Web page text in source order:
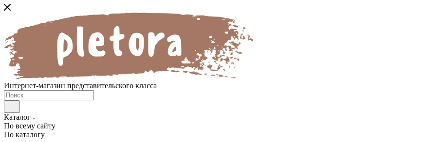
Интернет-магазин представительского класса
Каталог
По всему сайту
По каталогу